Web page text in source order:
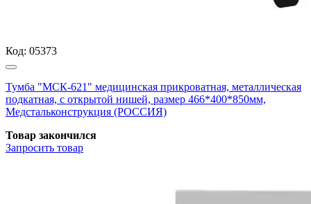
Код: 05373
Тумба "МСК-621" медицинская прикроватная, металлическая
подкатная, с открытой нишей, размер 466*400*850мм,
Медстальконструкция (РОССИЯ)
Товар закончился
Запросить товар